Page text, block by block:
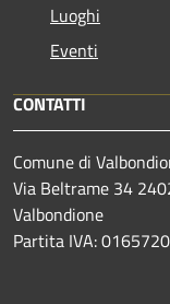
Luoghi
Eventi
CONTATTI
Comune di
Via Beltrame 34
Valbondione
Partita IVA: